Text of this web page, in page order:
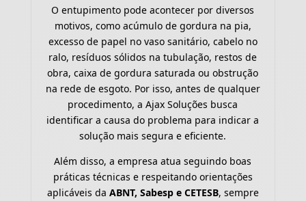
O entupimento pode acontecer por diversos
motivos, como acúmulo de gordura na pia,
excesso de papel no vaso sanitário, cabelo no
ralo, resíduos sólidos na tubulação, restos de
obra, caixa de gordura saturada ou obstrução
na rede de esgoto. Por isso, antes de qualquer
procedimento, a Ajax Soluções busca
identificar a causa do problema para indicar a
solução mais segura e eficiente.
Além disso, a empresa atua seguindo boas
práticas técnicas e respeitando orientações
aplicáveis da ABNT, Sabesp e CETESB, sempre